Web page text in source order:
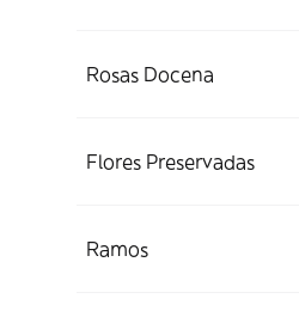
Rosas Docena
Flores Preservadas
Ramos